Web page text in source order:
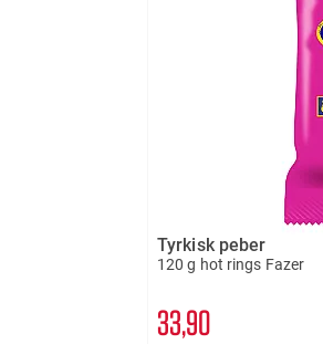
Tyrkisk peber
120 g hot rings Fazer
3390